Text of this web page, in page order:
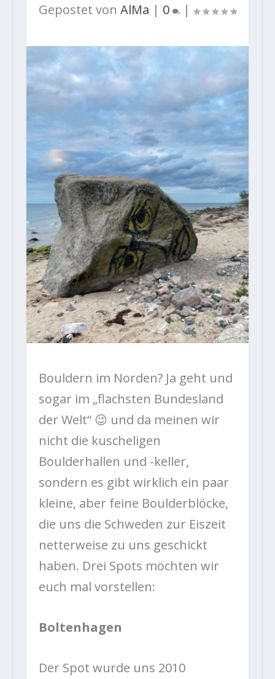
Gepostet von AlMa | 0 |
Bouldern im Norden? Ja geht und
sogar im „flachsten Bundesland
der Welt“ 😉 und da meinen wir
nicht die kuscheligen
Boulderhallen und -keller,
sondern es gibt wirklich ein paar
kleine, aber feine Boulderblöcke,
die uns die Schweden zur Eiszeit
netterweise zu uns geschickt
haben. Drei Spots möchten wir
euch mal vorstellen:
Boltenhagen
Der Spot wurde uns 2010